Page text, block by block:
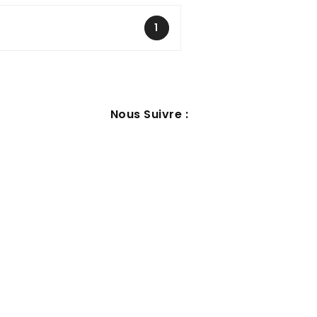
1
Nous Suivre :